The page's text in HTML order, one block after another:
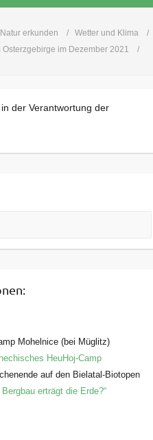
Natur erkunden
Wetter und Klima
Osterzgebirge im Dezember 2021
der Verantwortung der
Mohelnice (bei Müglitz)
HeuHoj-Camp
auf den Bielatal-Biotopen
erträgt die Erde?“